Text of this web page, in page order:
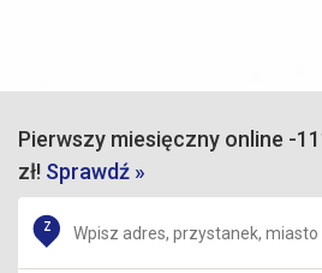
Pierwszy miesięczny online -
zł! Sprawdź »
Z